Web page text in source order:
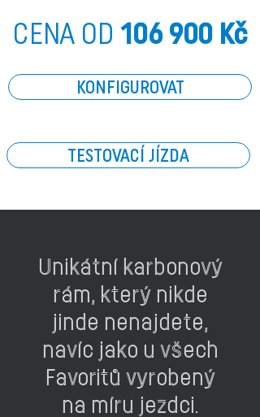
Unikátní karbonový
rám, který nikde
jinde nenajdete,
navíc jako u všech
Favoritů vyrobený
na míru jezdci.
CENA OD106 900 Kč
KONFIGUROVAT
TESTOVACÍ JÍZDA